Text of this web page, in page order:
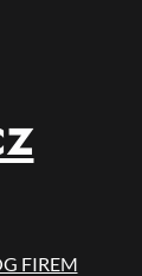
FIREM